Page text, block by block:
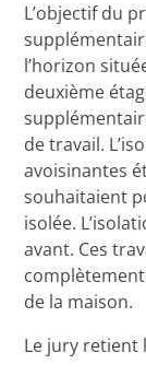
L’objectif du
l’horizon
deuxième
de travail.
avoisinantes
souhaitaient
isolée.
avant. Ces
de la maison.
Le jury retient